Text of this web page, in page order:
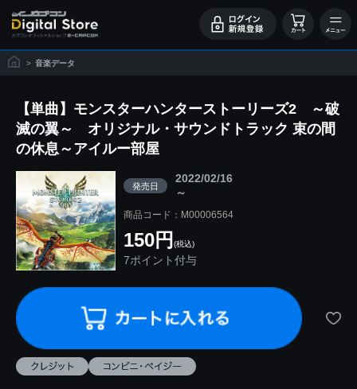
> 音楽データ
【単曲】モンスターハンターストーリーズ2 ～破
滅の翼～ オリジナル・サウンドトラック 束の間
の休息～アイルー部屋
発売日
2022/02/16
～
商品コード：M00006564
150円 (税込)
7ポイント付与